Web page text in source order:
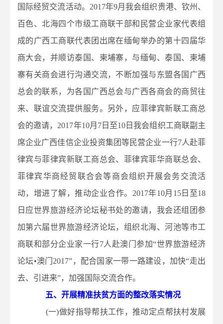
国际经贸交流活动。2017年9月我会组织贵港、钦州、
百色、北海四个市级工商联干部和民营企业家代表组
成的广西工商联代表团出席在缅甸举办的第十四届华
商大会，并顺访泰国、柬埔寨，与缅甸、泰国、柬埔
寨有关商会进行沟通交流，不断加强与东盟各国广西
总会的联系，为各国广西总会与广西各商会的商贸往
来、联谊交流提供服务。另外，应菲律宾新联工商总
会的邀请，2017年10月7日至10日我会组织工商联副主
席企业广西佳信企业投资集团等民营企业一行7人赴菲
律宾与菲律宾新联工商总会、菲律宾菲华商联总会、
菲律宾华商经贸联合会等商会组织开展会务交流活
动，增进了解，推动企业合作。2017年10月15日至18
日应世界旅游经济论坛秘书处的邀请，我会还组团参
加第六届世界旅游经济论坛，组织北海、河池等市工
商联和部分企业家一行7人赴澳门参加“世界旅游经济
论坛•澳门2017”，配合国家一带一路建设，加快“走出
去、引进来”，加强国际交流合作。
五、开展精准扶贫方面的整改落实情况
(一)做好指导帮扶工作，推动定点帮扶村发展